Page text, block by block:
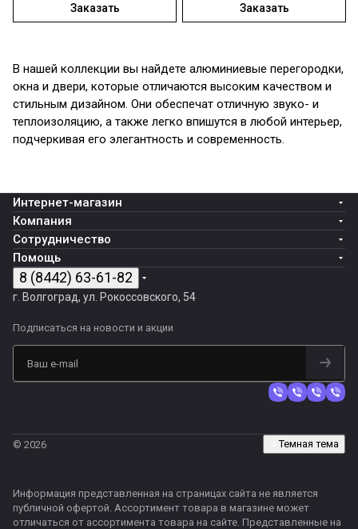
Заказать Заказать
В нашей коллекции вы найдете алюминиевые перегородки,
окна и двери, которые отличаются высоким качеством и
стильным дизайном. Они обеспечат отличную звуко- и
теплоизоляцию, а также легко впишутся в любой интерьер,
подчеркивая его элегантность и современность.
Интернет-магазин
Компания
Сотрудничество
Помощь
8 (8442) 63-61-82
г. Волгоград, ул. Рокоссовского, 54
Подписаться на новости и акции
© 2026 Темная тема
Информация представленная на страницах сайта не является
публичной офертой. Ассортимент товара в магазине может
отличаться от ассортимента товара на сайте. Представленные на